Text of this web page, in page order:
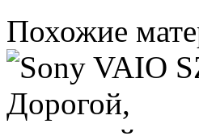
Похожие